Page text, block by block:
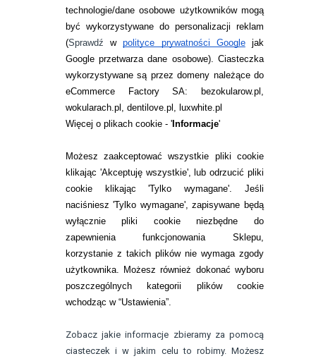
technologie/dane osobowe użytkowników mogą
być wykorzystywane do personalizacji reklam
(Sprawdźwpolityce prywatności Googlejak
Google przetwarza dane osobowe). Ciasteczka
wykorzystywane są przez domeny należące do
eCommerce Factory SA: bezokularow.pl,
wokularach.pl, dentilove.pl, luxwhite.pl
Więcej o plikach cookie - 'Informacje'
Możesz zaakceptować wszystkie pliki cookie
klikając 'Akceptuję wszystkie', lub odrzucić pliki
cookie klikając 'Tylko wymagane'. Jeśli
naciśniesz 'Tylko wymagane', zapisywane będą
wyłącznie pliki cookie niezbędne do
zapewnienia funkcjonowania Sklepu,
korzystanie z takich plików nie wymaga zgody
użytkownika. Możesz również dokonać wyboru
poszczególnych kategorii plików cookie
wchodząc w “Ustawienia”.
Zobacz jakie informacje zbieramy za pomocą
ciasteczek i w jakim celu to robimy. Możesz
JAK ZAMAWIAĆ?
ZWROTY I REKLAMACJA
WARUNKI ZAKUPÓW
RANKINGI SOCZEWEK
SOCZEWKI KOLOROWE
Zwrot (odstąpienie od umowy)
ZMIEŃ USTAWIENIA ZGODY NA CIASTECZKA
KONTAKT
telefon:
22 113 44 42
telefon:
732 08 08 72
kontakt@bezokularow.pl